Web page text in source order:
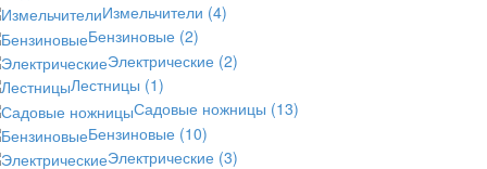
Измельчители (4)
Бензиновые (2)
Электрические (2)
Лестницы (1)
Садовые ножницы (13)
Бензиновые (10)
Электрические (3)